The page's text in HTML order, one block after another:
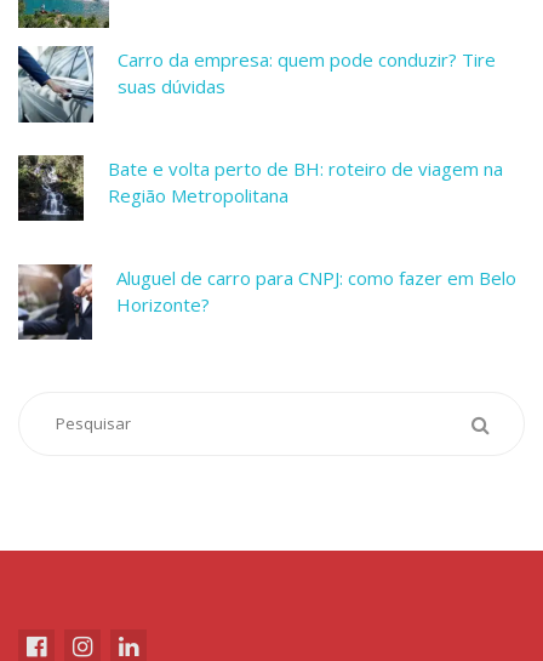
Carro da empresa: quem pode conduzir? Tire
suas dúvidas
Bate e volta perto de BH: roteiro de viagem na
Região Metropolitana
Aluguel de carro para CNPJ: como fazer em Belo
Horizonte?